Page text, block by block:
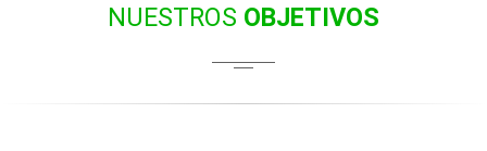
NUESTROS OBJETIVOS